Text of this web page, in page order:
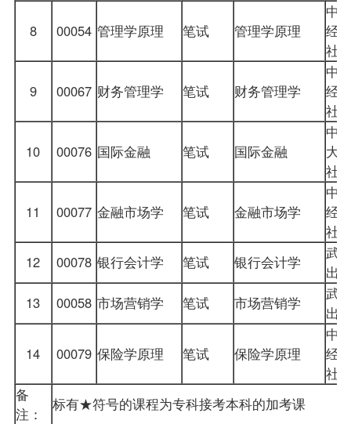
8 00054 管理学原理 笔试 管理学原理
中
经
社
9 00067 财务管理学 笔试 财务管理学
中
经
社
10 00076 国际金融 笔试 国际金融
中
大
社
11 00077 金融市场学 笔试 金融市场学
中
经
社
12
00078 银行会计学 笔试 银行会计学
武
出
13
00058 市场营销学 笔试 市场营销学
武
出
14 00079 保险学原理 笔试 保险学原理
中
经
社
备
注：
标有★符号的课程为专科接考本科的加考课